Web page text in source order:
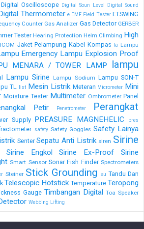
Digital Oscilloscope Digital Soun Level Digital Sound
Thermometer e EMF Field Tester ETSWING
Counter Gas Analizer Gas Detector GERBER
Tester Hearing Protection Helm Climbing High
ICOM Jaket Pelampung Kabel Kompas la Lampu
Emergency Lampu Explosion Proof
MENARA / TOWER LAMP
lampu
Lampu Sirine Lampu Sodium Lampu SON-T
TL list Mesin Listrik Meteran Micrometer Mini
Moisture Tester Multimeter Ombrometer Panel
Petir Penetrometer
Perangkat
Supply PREASURE MAGNEHELIC
pres
safety Safety Goggles Safety Lainya
Senter Sepatu Anti Listrik siren Sirine
Sirine Engkol Sirine Ex-Proof
Sirine
Smart Sensor Sonar Fish Finder Spectrometers
Steiner Stick Grounding su Tandu Dan
Telescopic Hotstick Temperature Teropong
Gauge Timbangan Digital Toa Speaker
Webbing Lifting